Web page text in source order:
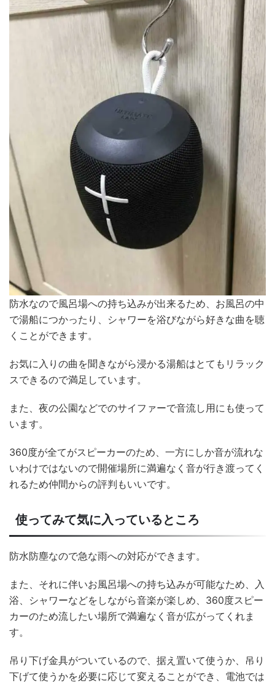
防水なので風呂場への持ち込みが出来るため、お風呂の中
で湯船につかったり、シャワーを浴びながら好きな曲を聴
くことができます。
お気に入りの曲を聞きながら浸かる湯船はとてもリラック
スできるので満足しています。
また、夜の公園などでのサイファーで音流し用にも使って
います。
360度が全てがスピーカーのため、一方にしか音が流れな
いわけではないので開催場所に満遍なく音が行き渡ってく
れるため仲間からの評判もいいです。
使ってみて気に入っているところ
防水防塵なので急な雨への対応ができます。
また、それに伴いお風呂場への持ち込みが可能なため、入
浴、シャワーなどをしながら音楽が楽しめ、360度スピー
カーのため流したい場所で満遍なく音が広がってくれま
す。
吊り下げ金具がついているので、据え置いて使うか、吊り
下げて使うかを必要に応じて変えることができ、電池では